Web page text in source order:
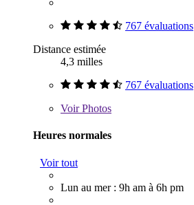
767 évaluations
Distance estimée
4,3 milles
767 évaluations
VoirPhotos
Heures normales
Voir tout
Lun au mer : 9h am à 6h pm